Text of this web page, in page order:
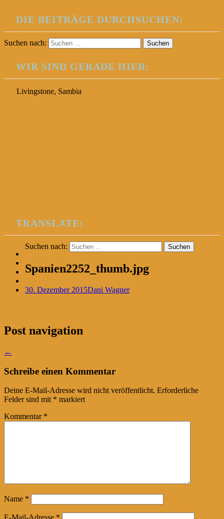
DIE BEITRÄGE DURCHSUCHEN:
Suchen nach:
WIR SIND GERADE HIER:
Livingstone, Sambia
TRANSLATE:
Suchen nach:
Spanien2252_thumb.jpg
30. Dezember 2015Dani Wagner
Post navigation
←
Schreibe einen Kommentar
Deine E-Mail-Adresse wird nicht veröffentlicht. Erforderliche
Felder sind mit * markiert
Kommentar *
Name *